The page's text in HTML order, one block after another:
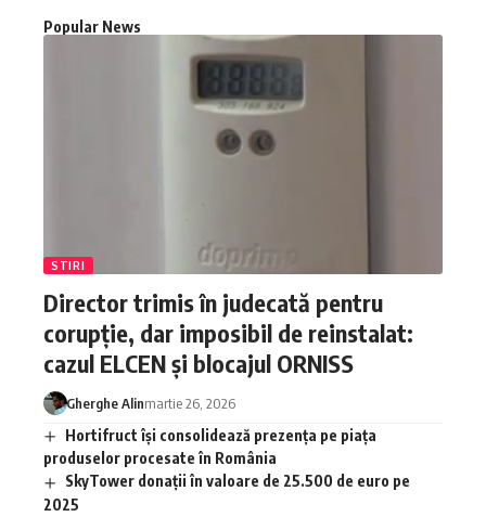
Popular News
STIRI
Director trimis în judecată pentru
corupție, dar imposibil de reinstalat:
cazul ELCEN și blocajul ORNISS
Gherghe Alinmartie 26, 2026
Hortifruct își consolidează prezența pe piața
produselor procesate în România
SkyTower donații în valoare de 25.500 de euro pe
2025